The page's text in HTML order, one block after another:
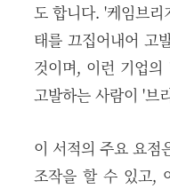
도 합니다. '케임브리
태를 끄집어내어 고
것이며, 이런 기업
고발하는 사람이 '브
이 서적의 주요 요점
조작을 할 수 있고,